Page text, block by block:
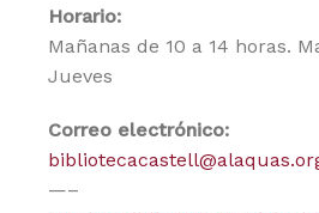
Horario:
Mañanas de 10 a 14 horas.
Jueves
Correo electrónico:
—–